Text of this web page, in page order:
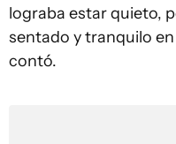
lograba estar quieto,
sentado y tranquilo
contó.